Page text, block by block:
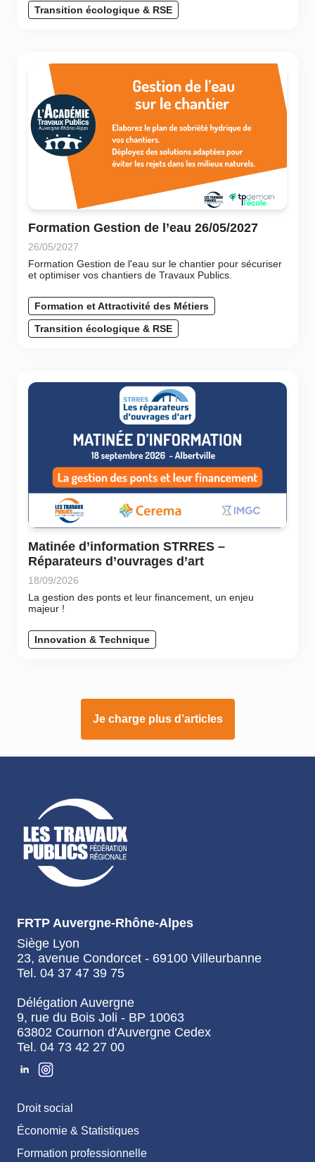
Transition écologique & RSE
Formation Gestion de l’eau 26/05/2027
26/05/2027
Formation Gestion de l'eau sur le chantier pour sécuriser
et optimiser vos chantiers de Travaux Publics.
Formation et Attractivité des Métiers
Transition écologique & RSE
Matinée d’information STRRES –
Réparateurs d’ouvrages d’art
18/09/2026
La gestion des ponts et leur financement, un enjeu
majeur !
Innovation & Technique
Je charge plus d’articles
FRTP Auvergne-Rhône-Alpes
Siège Lyon
23, avenue Condorcet - 69100 Villeurbanne
Tel. 04 37 47 39 75
Délégation Auvergne
9, rue du Bois Joli - BP 10063
63802 Cournon d'Auvergne Cedex
Tel. 04 73 42 27 00
Droit social
Économie & Statistiques
Formation professionnelle